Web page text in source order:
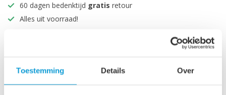
Toestemming Details Over
60 dagen bedenktijd gratis retour
Alles uit voorraad!
Productomschrijving